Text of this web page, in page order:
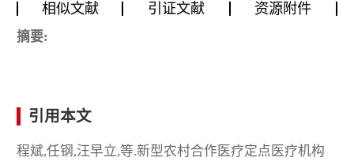
相似文献
引证文献 资源附件
摘要:
引用本文
程斌,任钢,汪早立,等.新型农村合作医疗定点医疗机构